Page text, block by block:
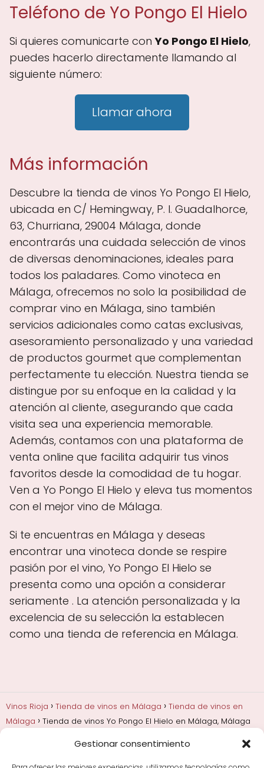
Gestionar consentimiento
Teléfono de Yo Pongo El Hielo
Si quieres comunicarte conYo Pongo El Hielo,
puedes hacerlo directamente llamando al
siguiente número:
Llamar ahora
Más información
Descubre la tienda de vinos Yo Pongo El Hielo,
ubicada en C/ Hemingway, P. I. Guadalhorce,
63, Churriana, 29004 Málaga, donde
encontrarás una cuidada selección de vinos
de diversas denominaciones, ideales para
todos los paladares. Como vinoteca en
Málaga, ofrecemos no solo la posibilidad de
comprar vino en Málaga, sino también
servicios adicionales como catas exclusivas,
asesoramiento personalizado y una variedad
de productos gourmet que complementan
perfectamente tu elección. Nuestra tienda se
distingue por su enfoque en la calidad y la
atención al cliente, asegurando que cada
visita sea una experiencia memorable.
Además, contamos con una plataforma de
venta online que facilita adquirir tus vinos
favoritos desde la comodidad de tu hogar.
Ven a Yo Pongo El Hielo y eleva tus momentos
con el mejor vino de Málaga.
Si te encuentras en Málaga y deseas
encontrar una vinoteca donde se respire
pasión por el vino, Yo Pongo El Hielo se
presenta como una opción a considerar
seriamente . La atención personalizada y la
excelencia de su selección la establecen
como una tienda de referencia en Málaga.
Vinos Rioja Tienda de vinos en Málaga
Tienda de vinos en
Málaga
Tienda de vinos Yo Pongo El Hielo en Málaga, Málaga
Añadas, crianza y guarda
Bodegas y marcas de
Comprar vino